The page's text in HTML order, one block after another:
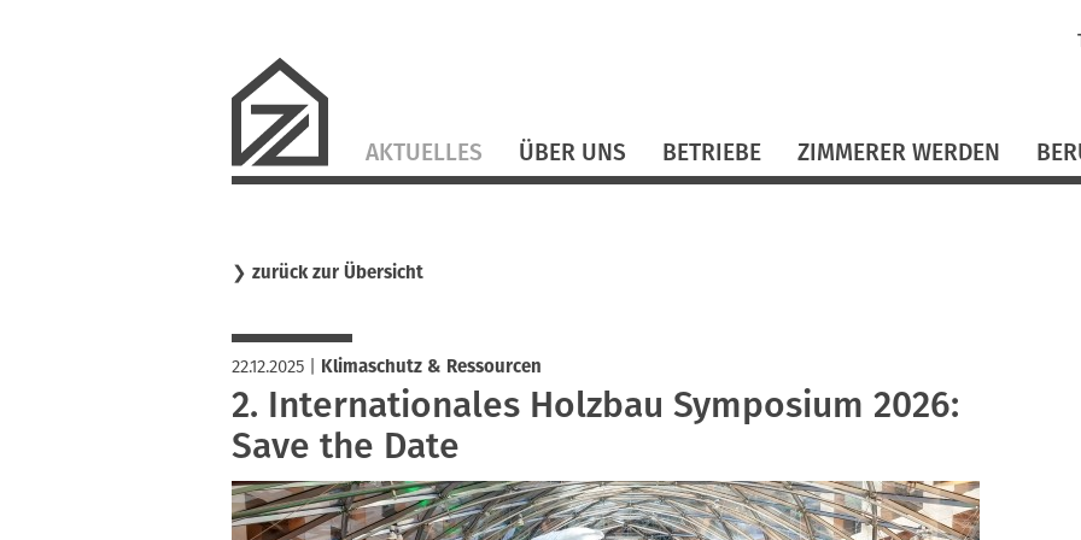
überspringen
AKTUELLES ÜBER UNS BETRIEBE ZIMMERER WERDEN
❯ zurück zur Übersicht
22.12.2025| Klimaschutz & Ressourcen
2. Internationales Holzbau Symposium 2026:
Save the Date